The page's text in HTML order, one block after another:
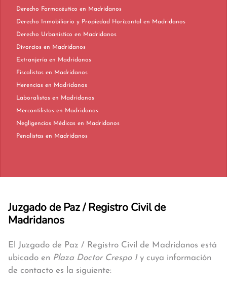
Derecho Farmacéutico en Madridanos
Derecho Inmobiliario y Propiedad Horizontal en Madridanos
Derecho Urbanístico en Madridanos
Divorcios en Madridanos
Extranjería en Madridanos
Fiscalistas en Madridanos
Herencias en Madridanos
Laboralistas en Madridanos
Mercantilistas en Madridanos
Negligencias Médicas en Madridanos
Penalistas en Madridanos
Juzgado de Paz / Registro Civil de
Madridanos
El Juzgado de Paz / Registro Civil de Madridanos está
ubicado en Plaza Doctor Crespo 1y cuya información
de contacto es la siguiente: